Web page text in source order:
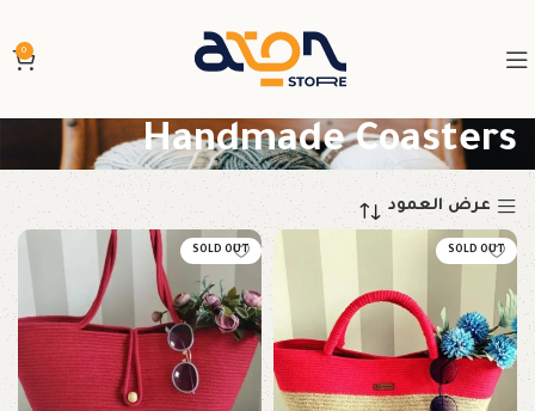
0
Handmade Coasters
عرض العمود
SOLD OUT
SOLD OUT